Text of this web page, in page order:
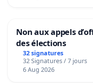
Non aux appels
des élections
32 signatures
32 Signatures / 7 jours
6 Aug 2026